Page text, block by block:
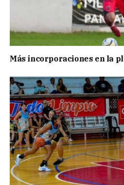
Más incorporaciones en la